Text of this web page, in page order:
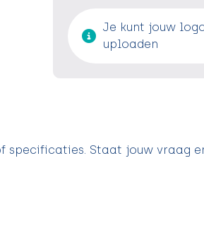
Je kunt jouw
uploaden
Staat jouw vraag